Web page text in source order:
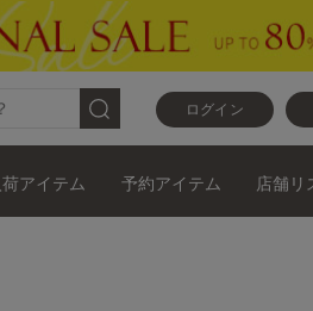
ログイン
アイテム 予約アイテム 店舗リ